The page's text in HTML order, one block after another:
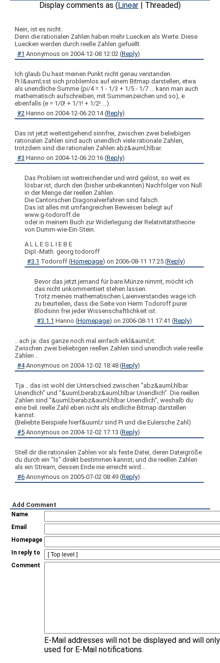
Display comments as (Linear | Threaded)
Nein, ist es nicht.
Denn die rationalen Zahlen haben mehr Luecken als Werte. Diese
Luecken werden durch reelle Zahlen gefuellt.
#1 Anonymous on 2004-12-08 12:02 (Reply)
Ich glaub Du hast meinen Punkt nicht genau verstanden.
Pi l&auml;sst sich problemlos auf einem Bitmap darstellen, etwa
als unendliche Summe (pi/4 = 1 - 1/3 + 1/5 - 1/7 ... kann man auch
mathematisch aufschreiben, mit Summenzeichen und so), e
ebenfalls (e = 1/0! + 1/1! + 1/2! ...).
#2 Hanno on 2004-12-06 20:14(Reply)
Das ist jetzt weitestgehend sinnfrei, zwischen zwei beliebigen
rationalen Zahlen sind auch unendlich viele rationale Zahlen,
trotzdem sind die rationalen Zahlen abz&auml;hlbar.
#3 Hanno on 2004-12-06 20:16 (Reply)
Das Problem ist weitreichender und wird gelöst, so weit es
lösbar ist, durch den (bisher unbekannten) Nachfolger von Null
in der Menge der reellen Zahlen.
Die Cantorschen Diagonalverfahren sind falsch.
Das ist alles mit umfangreichen Beweisen belegt auf
www.g-todoroff.de
oder in meinem Buch zur Widerlegung der Relativitätstheorie
von Dumm-wie-Ein-Stein.
A L L E S L I E B E
Dipl.-Math. georg todoroff
#3.1 Todoroff (Homepage) on 2006-08-11 17:25 (Reply)
Bevor das jetzt jemand für bare Münze nimmt, möcht ich
das nicht unkommentiert stehen lassen.
Trotz meines mathematischen Laienverstandes wage ich
zu beurteilen, dass die Seite von Herrn Todoroff purer
Blödsinn frei jeder Wissenschaftlichkeit ist.
#3.1.1 Hanno (Homepage) on 2006-08-11 17:41 (Reply)
.. ach ja: das ganze noch mal einfach erkl&auml;rt:
Zwischen zwei beliebigen reellen Zahlen sind unendlich viele reelle
Zahlen ..
#4 Anonymous on 2004-12-02 18:48 (Reply)
Tja .. das ist wohl der Unterschied zwischen "abz&auml;hlbar
Unendlich" und "&uuml;berabz&auml;hlbar Unendlich". Die reellen
Zahlen sind "&uuml;berabz&auml;hlbar Unendlich", weshalb du
eine bel. reelle Zahl eben nicht als endliche Bitmap darstellen
kannst.
(Beliebte Beispiele hierf&uuml;r sind Pi und die Eulersche Zahl)
#5 Anonymous on 2004-12-02 17:13 (Reply)
Stell dir die rationalen Zahlen vor als feste Datei, deren Dateigröße
du durch ein "ls" direkt bestimmen kannst; und die reellen Zahlen
als ein Stream, dessen Ende nie erreicht wird...
#6 Anonymous on 2005-07-02 08:49 (Reply)
Add Comment
Name
Email
Homepage
In reply to
Comment
E-Mail addresses will not be displayed and will
used for E-Mail notifications.